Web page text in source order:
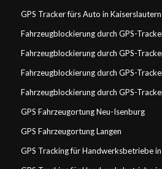
GPS Tracker fürs Auto in Kaiserslautern
Fahrzeugblockierung durch GPS-
Fahrzeugblockierung durch GPS-
Fahrzeugblockierung durch GPS-
Fahrzeugblockierung durch GPS-
GPS Fahrzeugortung Neu-Isenburg
GPS Fahrzeugortung Langen
GPS Tracking für Handwerksbetriebe